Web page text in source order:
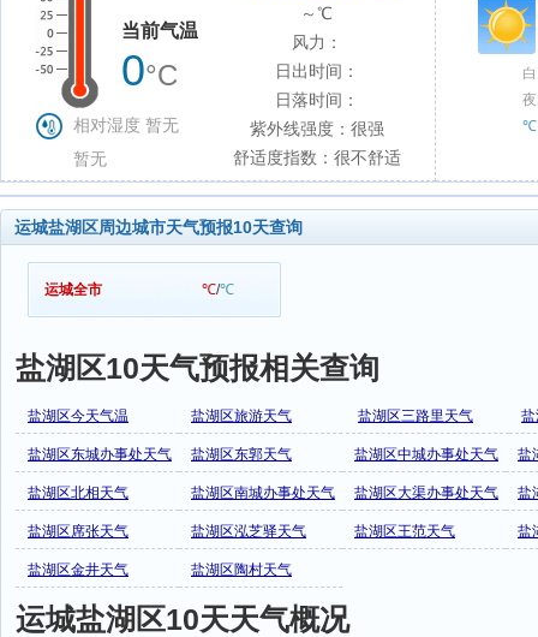
当前气温
0°C
相对湿度 暂无
暂无
～℃
风力：
日出时间：
日落时间：
紫外线强度：很强
舒适度指数：很不舒适
℃
运城盐湖区周边城市天气预报10天查询
运城全市 ℃/℃
盐湖区10天气预报相关查询
盐湖区今天气温 盐湖区旅游天气 盐湖区三路里天气
盐湖区东城办事处天气 盐湖区东郭天气 盐湖区中城办事处天气 盐
盐湖区北相天气 盐湖区南城办事处天气 盐湖区大渠办事处天气 盐
盐湖区席张天气 盐湖区泓芝驿天气 盐湖区王范天气 盐
盐湖区金井天气 盐湖区陶村天气
运城盐湖区10天天气概况